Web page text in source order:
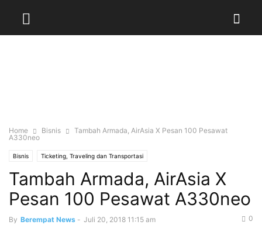
Home Bisnis
Tambah Armada, AirAsia X Pesan 100 Pesawat
A330neo
Bisnis Ticketing, Traveling dan Transportasi
Tambah Armada, AirAsia X
Pesan 100 Pesawat A330neo
By Berempat News - Juli 20, 2018 11:15 am 0